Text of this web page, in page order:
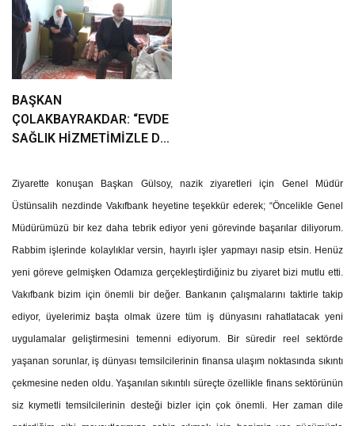
BAŞKAN
ÇOLAKBAYRAKDAR: “EVDE
SAĞLIK HİZMETİMİZLE DE
DOKUNUYORUZ”
Ziyarette konuşan Başkan Gülsoy, nazik ziyaretleri için Genel Müdür
Üstünsalih nezdinde Vakıfbank heyetine teşekkür ederek; “Öncelikle Genel
Müdürümüzü bir kez daha tebrik ediyor yeni görevinde başarılar diliyorum.
Rabbim işlerinde kolaylıklar versin, hayırlı işler yapmayı nasip etsin. Henüz
yeni göreve gelmişken Odamıza gerçekleştirdiğiniz bu ziyaret bizi mutlu etti.
Vakıfbank bizim için önemli bir değer. Bankanın çalışmalarını taktirle takip
ediyor, üyelerimiz başta olmak üzere tüm iş dünyasını rahatlatacak yeni
uygulamalar geliştirmesini temenni ediyorum. Bir süredir reel sektörde
yaşanan sorunlar, iş dünyası temsilcilerinin finansa ulaşım noktasında sıkıntı
çekmesine neden oldu. Yaşanılan sıkıntılı süreçte özellikle finans sektörünün
siz kıymetli temsilcilerinin desteği bizler için çok önemli. Her zaman dile